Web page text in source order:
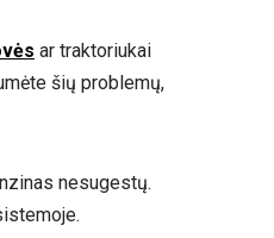
ar traktoriukai
šių problemų,
nesugestų.